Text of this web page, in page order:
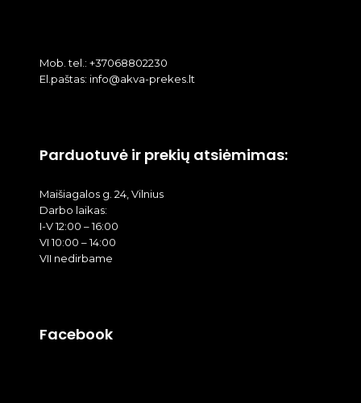
Mob. tel.: +37068802230
El.paštas: info@akva-prekes.lt
Parduotuvė ir prekių atsiėmimas:
Maišiagalos g. 24, Vilnius
Darbo laikas:
I-V 12:00 – 16:00
VI 10:00 – 14:00
VII nedirbame
Facebook